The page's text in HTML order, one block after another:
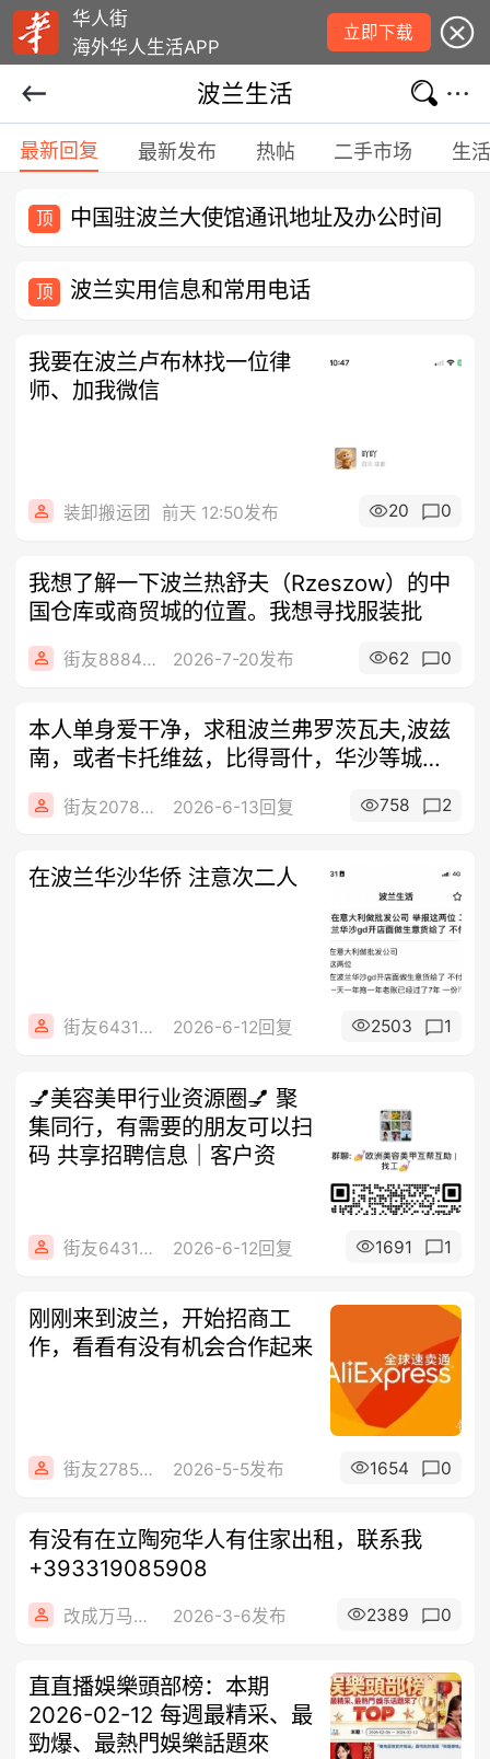
华人街
海外华人生活APP
立即下载
波兰生活
最新回复 最新发布 热帖 二手市场 生
顶 中国驻波兰大使馆通讯地址及办公时间
顶 波兰实用信息和常用电话
我要在波兰卢布林找一位律
师、加我微信
装卸搬运团 前天 12:50发布 20 0
我想了解一下波兰热舒夫（Rzeszow）的中
国仓库或商贸城的位置。我想寻找服装批
街友88844164 2026-7-20发布 62 0
本人单身爱干净，求租波兰弗罗茨瓦夫,波兹
南，或者卡托维兹，比得哥什，华沙等城市
附
街友20784022 2026-6-13回复 758 2
在波兰华沙华侨 注意次二人
街友64314404 2026-6-12回复 2503 1
💅美容美甲行业资源圈💅 聚
集同行，有需要的朋友可以扫
码 共享招聘信息｜客户资
街友64314404 2026-6-12回复 1691 1
刚刚来到波兰，开始招商工
作，看看有没有机会合作起来
街友27855576 2026-5-5发布 1654 0
有没有在立陶宛华人有住家出租，联系我
+393319085908
改成万马奔腾 2026-3-6发布 2389 0
直直播娛樂頭部榜：本期
2026-02-12 每週最精采、最
勁爆、最熱門娛樂話題來